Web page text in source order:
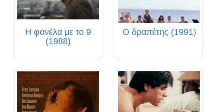
Η φανέλα με το 9
(1988)
Ο δραπέτης (1991)